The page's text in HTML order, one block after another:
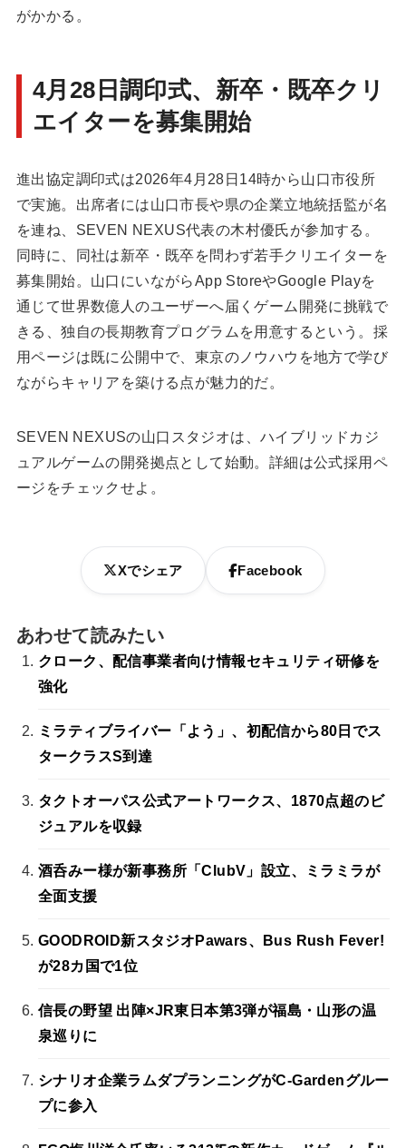
がかかる。
4月28日調印式、新卒・既卒クリ
エイターを募集開始
進出協定調印式は2026年4月28日14時から山口市役所
で実施。出席者には山口市長や県の企業立地統括監が名
を連ね、SEVEN NEXUS代表の木村優氏が参加する。
同時に、同社は新卒・既卒を問わず若手クリエイターを
募集開始。山口にいながらApp StoreやGoogle Playを
通じて世界数億人のユーザーへ届くゲーム開発に挑戦で
きる、独自の長期教育プログラムを用意するという。採
用ページは既に公開中で、東京のノウハウを地方で学び
ながらキャリアを築ける点が魅力的だ。
SEVEN NEXUSの山口スタジオは、ハイブリッドカジ
ュアルゲームの開発拠点として始動。詳細は公式採用ペ
ージをチェックせよ。
Xでシェア Facebook
あわせて読みたい
クローク、配信事業者向け情報セキュリティ研修を
強化
ミラティブライバー「よう」、初配信から80日でス
タークラスS到達
タクトオーパス公式アートワークス、1870点超のビ
ジュアルを収録
酒呑みー様が新事務所「ClubV」設立、ミラミラが
全面支援
GOODROID新スタジオPawars、Bus Rush Fever!
が28カ国で1位
信長の野望 出陣×JR東日本第3弾が福島・山形の温
泉巡りに
シナリオ企業ラムダプランニングがC-Gardenグルー
プに参入